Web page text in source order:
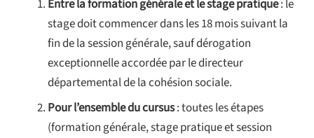
Entre la formation générale et le stage pratique: le
stage doit commencer dans les 18 mois suivant la
fin de la session générale, sauf dérogation
exceptionnelle accordée par le directeur
départemental de la cohésion sociale.
Pour l’ensemble du cursus: toutes les étapes
(formation générale, stage pratique et session